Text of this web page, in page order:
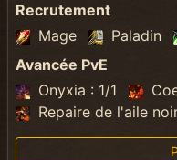
Recrutement
Mage
Paladin
Avancée PvE
Onyxia : 1/1
Repaire de l'aile